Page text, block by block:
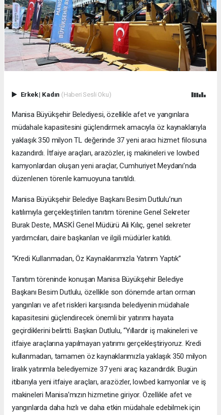
Erkek| Kadın (Haberi Sesli Oku)
Manisa Büyükşehir Belediyesi, özellikle afet ve yangınlara
müdahale kapasitesini güçlendirmek amacıyla öz kaynaklarıyla
yaklaşık 350 milyon TL değerinde 37 yeni aracı hizmet filosuna
kazandırdı. İtfaiye araçları, arazözler, iş makineleri ve lowbed
kamyonlardan oluşan yeni araçlar, Cumhuriyet Meydanı’nda
düzenlenen törenle kamuoyuna tanıtıldı.
Manisa Büyükşehir Belediye Başkanı Besim Dutlulu’nun
katılımıyla gerçekleştirilen tanıtım törenine Genel Sekreter
Burak Deste, MASKİ Genel Müdürü Ali Kılıç, genel sekreter
yardımcıları, daire başkanları ve ilgili müdürler katıldı.
“Kredi Kullanmadan, Öz Kaynaklarımızla Yatırım Yaptık”
Tanıtım töreninde konuşan Manisa Büyükşehir Belediye
Başkanı Besim Dutlulu, özellikle son dönemde artan orman
yangınları ve afet riskleri karşısında belediyenin müdahale
kapasitesini güçlendirecek önemli bir yatırımı hayata
geçirdiklerini belirtti. Başkan Dutlulu, “Yıllardır iş makineleri ve
itfaiye araçlarına yapılmayan yatırımı gerçekleştiriyoruz. Kredi
kullanmadan, tamamen öz kaynaklarımızla yaklaşık 350 milyon
liralık yatırımla belediyemize 37 yeni araç kazandırdık. Bugün
itibarıyla yeni itfaiye araçları, arazözler, lowbed kamyonlar ve iş
makineleri Manisa’mızın hizmetine giriyor. Özellikle afet ve
yangınlarda daha hızlı ve daha etkin müdahale edebilmek için